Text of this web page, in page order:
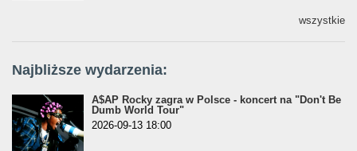
wszystkie
Najbliższe wydarzenia:
A$AP Rocky zagra w Polsce - koncert na "Don't Be
Dumb World Tour"
2026-09-13 18:00